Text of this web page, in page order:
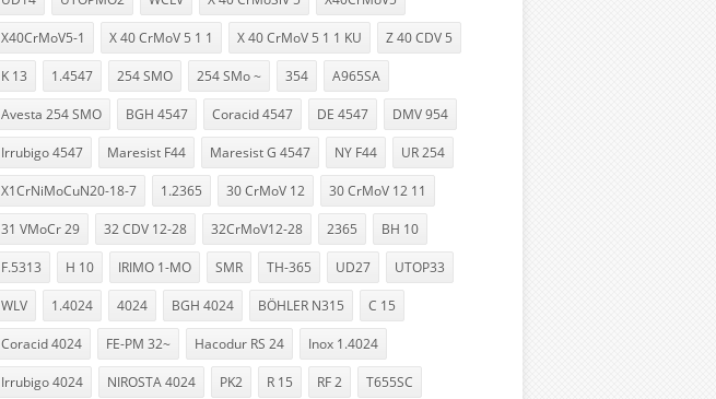
X40CrMoV5-1 X 40 CrMoV 5 1 1 X 40 CrMoV 5 1 1 KU Z 40 CDV 5
K 13 1.4547 254 SMO 254 SMo ~ 354 A965SA
Avesta 254 SMO BGH 4547 Coracid 4547 DE 4547 DMV 954
Irrubigo 4547 Maresist F44 Maresist G 4547 NY F44 UR 254
X1CrNiMoCuN20-18-7 1.2365 30 CrMoV 12 30 CrMoV 12 11
31 VMoCr 29 32 CDV 12-28 32CrMoV12-28 2365 BH 10
F.5313 H 10 IRIMO 1-MO SMR TH-365 UD27 UTOP33
WLV 1.4024 4024 BGH 4024 BÖHLER N315 C 15
Coracid 4024 FE-PM 32~ Hacodur RS 24 Inox 1.4024
Irrubigo 4024 NIROSTA 4024 PK2 R 15 RF 2 T655SC